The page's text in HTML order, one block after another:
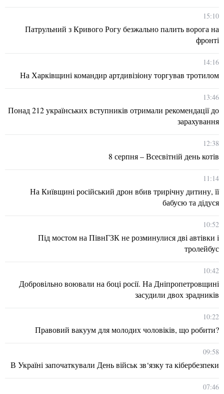
15:10
Патрульний з Кривого Рогу безжально палить ворога на
фронті
14:16
На Харківщині командир артдивізіону торгував тротилом
13:46
Понад 212 українських вступників отримали рекомендації до
зарахування
12:38
8 серпня – Всесвітній день котів
11:14
На Київщині російський дрон вбив трирічну дитину, її
бабусю та дідуся
10:52
Під мостом на ПівнГЗК не розминулися дві автівки і
тролейбус
10:42
Добровільно воювали на боці росії. На Дніпропетровщині
засудили двох зрадників
10:22
Правовий вакуум для молодих чоловіків, що робити?
09:58
В Україні започаткували День військ зв‘язку та кібербезпеки
07:46